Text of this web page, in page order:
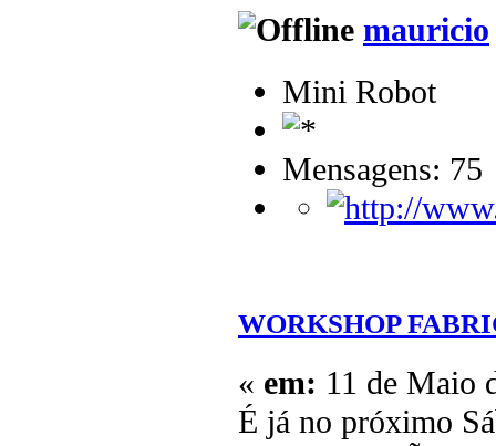
mauricio
Mini Robot
Mensagens: 75
WORKSHOP
« em: 11 de Maio
É já no próximo